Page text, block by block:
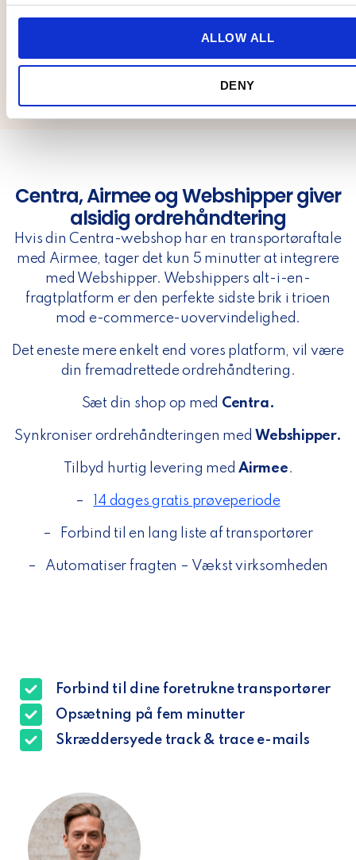
combine it with other information that you’ve provided to
ALLOW ALL
DENY
carrier_headline_about
Centra, Airmee og Webshipper giver
alsidig ordrehåndtering
Hvis din Centra-webshop har en transportøraftale
med Airmee, tager det kun 5 minutter at integrere
med Webshipper. Webshippers alt-i-en-
fragtplatform er den perfekte sidste brik i trioen
mod e-commerce-uovervindelighed.
Det eneste mere enkelt end vores platform, vil være
din fremadrettede ordrehåndtering.
Sæt din shop op med Centra.
Synkroniser ordrehåndteringen med Webshipper.
Tilbyd hurtig levering medAirmee.
– 14 dages gratis prøveperiode
– Forbind til en lang liste af transportører
– Automatiser fragten – Vækst virksomheden
Forbind til dine foretrukne transportører
Opsætning på fem minutter
Skræddersyede track & trace e-mails